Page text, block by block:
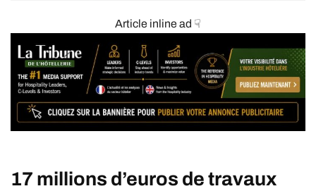
Article inline ad ☟
17 millions d’euros de travaux